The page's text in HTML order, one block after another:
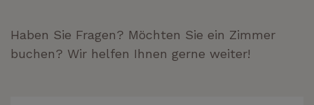
Haben Sie Fragen? Möchten Sie ein Zimmer
buchen? Wir helfen Ihnen gerne weiter!